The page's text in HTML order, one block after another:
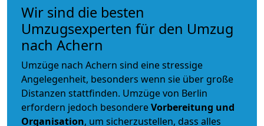
Wir sind die besten
Umzugsexperten für den Umzug
nach Achern
Umzüge nach Achern sind eine stressige
Angelegenheit, besonders wenn sie über große
Distanzen stattfinden. Umzüge von Berlin
erfordern jedoch besondereVorbereitung und
Organisation, um sicherzustellen, dass alles